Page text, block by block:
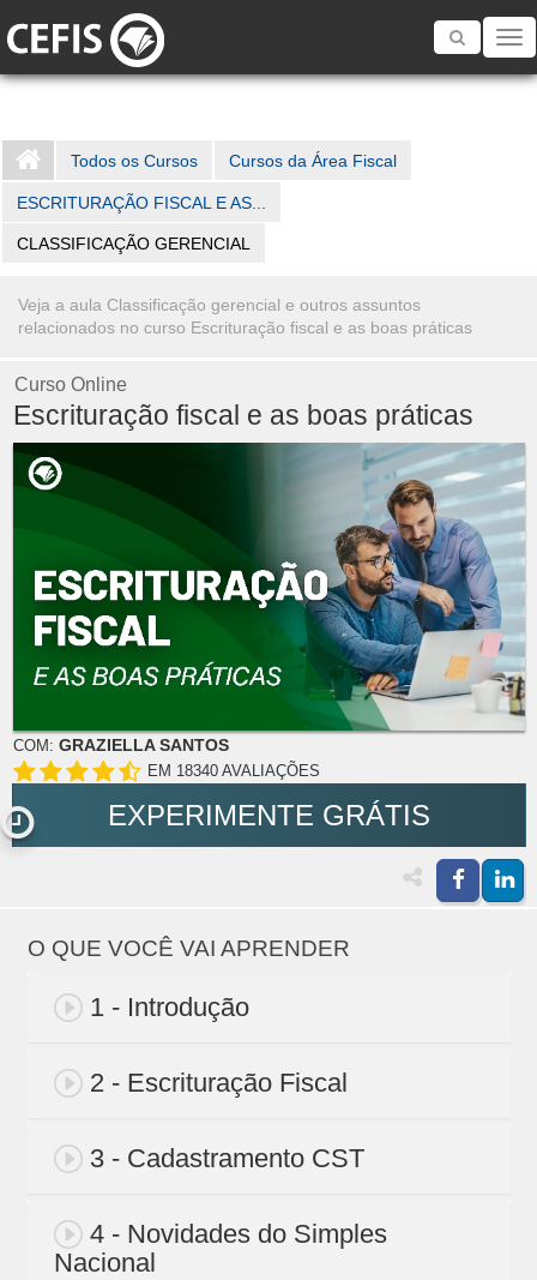
Toggle
Todos os Cursos Cursos da Área Fiscal
ESCRITURAÇÃO FISCAL E AS...
CLASSIFICAÇÃO GERENCIAL
Veja a aula Classificação gerencial e outros assuntos
relacionados no curso Escrituração fiscal e as boas práticas
Curso Online
Escrituração fiscal e as boas práticas
COM: GRAZIELLA SANTOS
EM 18340 AVALIAÇÕES
EXPERIMENTE GRÁTIS
O QUE VOCÊ VAI APRENDER
1 - Introdução
2 - Escrituração Fiscal
3 - Cadastramento CST
4 - Novidades do Simples
Nacional